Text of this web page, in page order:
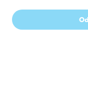
Rok
około 2 roku